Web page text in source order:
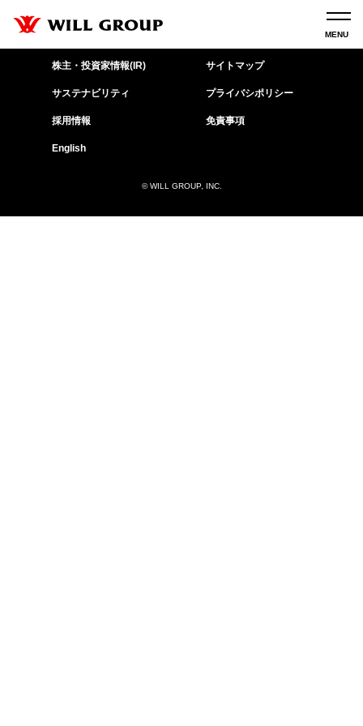
株主・投資家情報(IR)
サステナビリティ
採用情報
サイトマップ
プライバシポリシー
免責事項
English
© WILL GROUP, INC.